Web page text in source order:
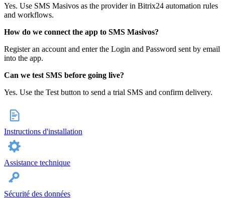
Yes. Use SMS Masivos as the provider in Bitrix24 automation rules
and workflows.
How do we connect the app to SMS Masivos?
Register an account and enter the Login and Password sent by email
into the app.
Can we test SMS before going live?
Yes. Use the Test button to send a trial SMS and confirm delivery.
Instructions d'installation
Assistance technique
Sécurité des données